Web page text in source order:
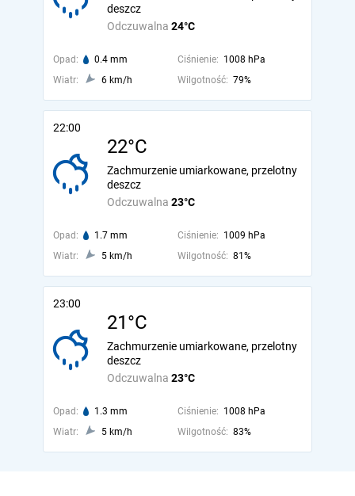
Odczuwalna 24°C
deszcz
Opad: 0.4 mm Ciśnienie: 1008 hPa
Wiatr:
6 km/h Wilgotność: 79%
22:00
22°C
Odczuwalna 23°C
Zachmurzenie umiarkowane, przelotny
deszcz
Opad: 1.7 mm Ciśnienie: 1009 hPa
Wiatr:
5 km/h Wilgotność: 81%
23:00
21°C
Odczuwalna 23°C
Zachmurzenie umiarkowane, przelotny
deszcz
Opad: 1.3 mm Ciśnienie: 1008 hPa
Wiatr:
5 km/h Wilgotność: 83%